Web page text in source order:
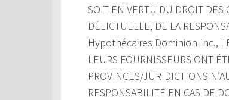
SOIT EN VERTU DU DROIT DES
DÉLICTUELLE, DE LA
Hypothécaires Dominion Inc.,
LEURS FOURNISSEURS ONT
PROVINCES/JURIDICTIONS
RESPONSABILITÉ EN CAS DE